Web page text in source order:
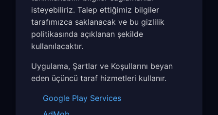
isteyebiliriz. Talep ettiğimiz bilgiler
tarafımızca saklanacak ve bu gizlilik
politikasında açıklanan şekilde
kullanılacaktır.
Uygulama, Şartlar ve Koşullarını beyan
eden üçüncü taraf hizmetleri kullanır.
Google Play Services